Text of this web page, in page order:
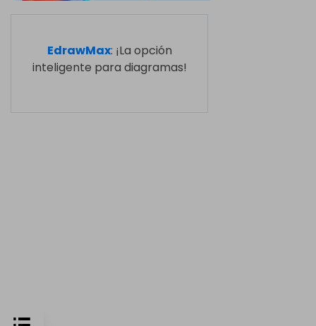
EdrawMax: ¡La opción
inteligente para diagramas!